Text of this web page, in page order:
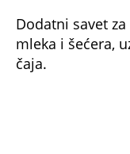
Dodatni savet
mleka i šećera,
čaja.